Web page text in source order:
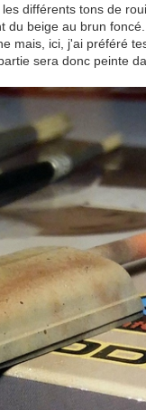
différents tons de
beige au brun
mais, ici, j'ai préféré
sera donc peinte